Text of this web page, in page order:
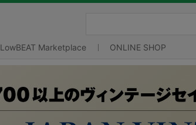
LowBEAT Marketplace ONLINE SHOP